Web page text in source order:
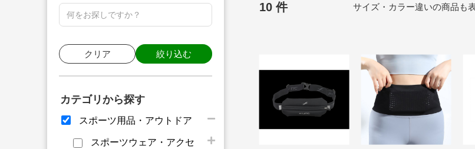
クリア 絞り込む
カテゴリから探す
スポーツ用品・アウトドア
スポーツウェア・アクセ
10 件 サイズ・カラー違いの商品も